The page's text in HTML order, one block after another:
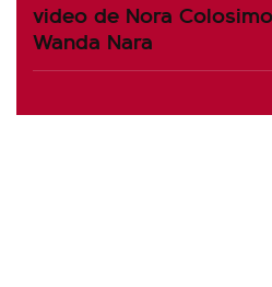
video de Nora
Wanda Nara